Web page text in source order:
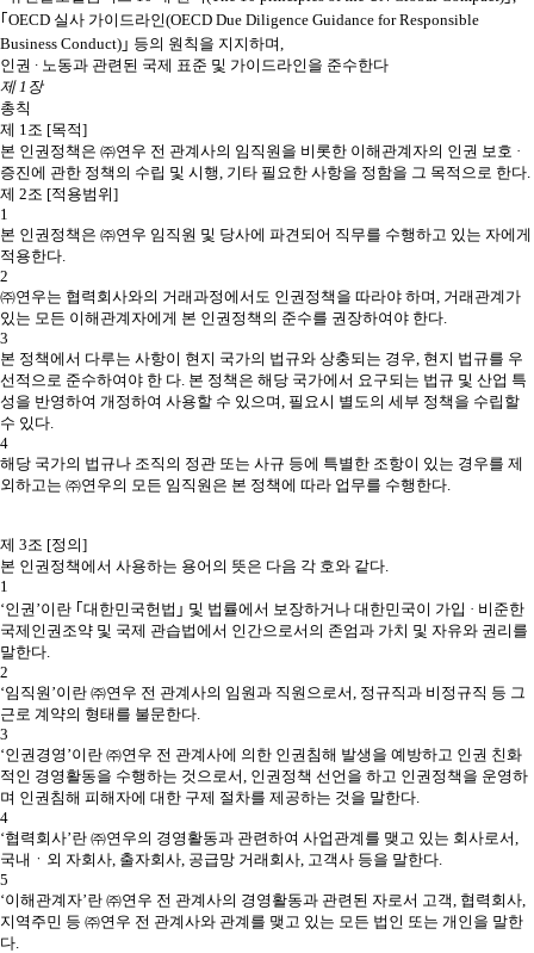
｢OECD 실사 가이드라인(OECD Due Diligence Guidance for Responsible
Business Conduct)｣ 등의 원칙을 지지하며,
인권 ∙ 노동과 관련된 국제 표준 및 가이드라인을 준수한다
제 1장
총칙
제 1조 [목적]
본 인권정책은 ㈜연우 전 관계사의 임직원을 비롯한 이해관계자의 인권 보호 ·
증진에 관한 정책의 수립 및 시행, 기타 필요한 사항을 정함을 그 목적으로 한다.
제 2조 [적용범위]
1
본 인권정책은 ㈜연우 임직원 및 당사에 파견되어 직무를 수행하고 있는 자에게
적용한다.
2
㈜연우는 협력회사와의 거래과정에서도 인권정책을 따라야 하며, 거래관계가
있는 모든 이해관계자에게 본 인권정책의 준수를 권장하여야 한다.
3
본 정책에서 다루는 사항이 현지 국가의 법규와 상충되는 경우, 현지 법규를 우
선적으로 준수하여야 한 다. 본 정책은 해당 국가에서 요구되는 법규 및 산업 특
성을 반영하여 개정하여 사용할 수 있으며, 필요시 별도의 세부 정책을 수립할
수 있다.
4
해당 국가의 법규나 조직의 정관 또는 사규 등에 특별한 조항이 있는 경우를 제
외하고는 ㈜연우의 모든 임직원은 본 정책에 따라 업무를 수행한다.
제 3조 [정의]
본 인권정책에서 사용하는 용어의 뜻은 다음 각 호와 같다.
1
‘인권’이란 ｢대한민국헌법｣ 및 법률에서 보장하거나 대한민국이 가입 · 비준한
국제인권조약 및 국제 관습법에서 인간으로서의 존엄과 가치 및 자유와 권리를
말한다.
2
‘임직원’이란 ㈜연우 전 관계사의 임원과 직원으로서, 정규직과 비정규직 등 그
근로 계약의 형태를 불문한다.
3
‘인권경영’이란 ㈜연우 전 관계사에 의한 인권침해 발생을 예방하고 인권 친화
적인 경영활동을 수행하는 것으로서, 인권정책 선언을 하고 인권정책을 운영하
며 인권침해 피해자에 대한 구제 절차를 제공하는 것을 말한다.
4
‘협력회사’란 ㈜연우의 경영활동과 관련하여 사업관계를 맺고 있는 회사로서,
국내ㆍ외 자회사, 출자회사, 공급망 거래회사, 고객사 등을 말한다.
5
‘이해관계자’란 ㈜연우 전 관계사의 경영활동과 관련된 자로서 고객, 협력회사,
지역주민 등 ㈜연우 전 관계사와 관계를 맺고 있는 모든 법인 또는 개인을 말한
다.